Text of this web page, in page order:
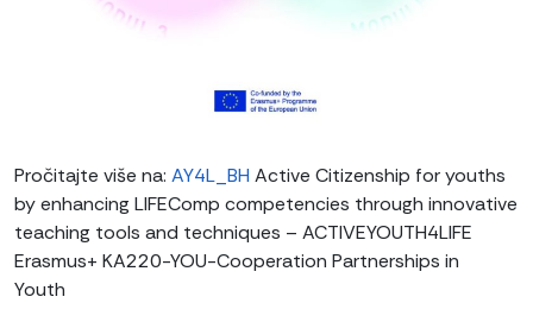
Pročitajte više na: AY4L_BH Active Citizenship for youths
by enhancing LIFEComp competencies through innovative
teaching tools and techniques – ACTIVEYOUTH4LIFE
Erasmus+ KA220-YOU-Cooperation Partnerships in
Youth